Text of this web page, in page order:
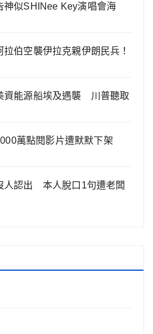
神似SHINee Key演唱會海
伯空襲伊拉克親伊朗民兵！
資能源船埃及遇襲 川普聽取
萬點閱影片遭默默下架
人認出 本人脫口1句遭老闆